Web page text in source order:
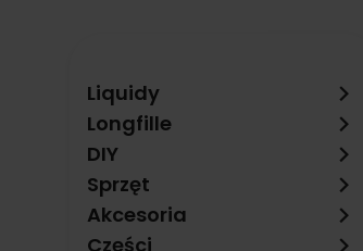
Liquidy keyboard_arrow_right
Longfille keyboard_arrow_right
DIY keyboard_arrow_right
Sprzęt keyboard_arrow_right
Akcesoria keyboard_arrow_right
Części